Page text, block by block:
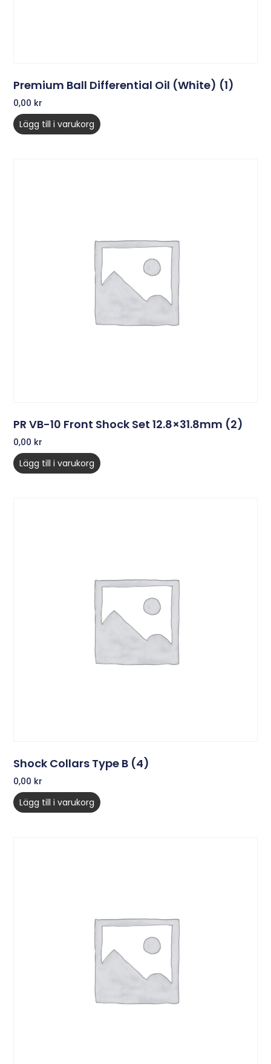
Premium Ball Differential Oil (White) (1)
0,00 kr
Lägg till i varukorg
PR VB-10 Front Shock Set 12.8×31.8mm (2)
0,00 kr
Lägg till i varukorg
Shock Collars Type B (4)
0,00 kr
Lägg till i varukorg